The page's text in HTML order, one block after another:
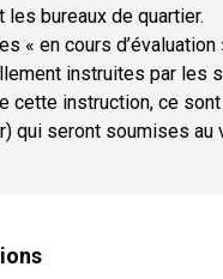
les bureaux de quartier.
« en cours
instruites par les
cette instruction, ce
qui seront soumises au